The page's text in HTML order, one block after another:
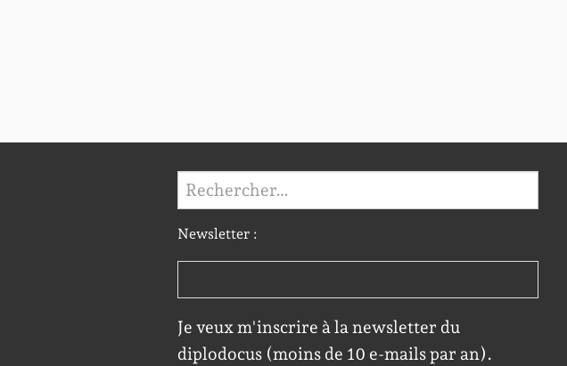
Rechercher :
Newsletter :
Je veux m'inscrire à la newsletter du
diplodocus (moins de 10 e-mails par an).